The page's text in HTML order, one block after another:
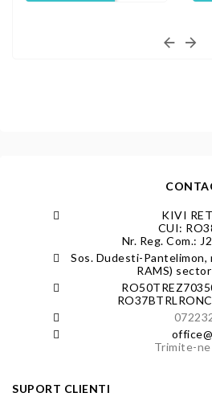
KIVI
CUI:
Nr. Reg. Com.:
Sos. Dudesti-Pantelimon,
RAMS)
Trimite-ne
SUPORT CLIENTI